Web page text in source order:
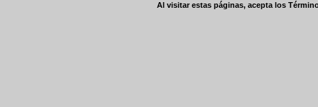
Al visitar estas páginas, acepta los